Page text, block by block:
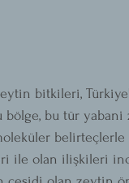
bitkileri,
bölge, bu tür yabani
ile olan ilişkileri